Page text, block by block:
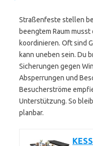
Straßenfeste stellen
beengtem Raum
koordinieren. Oft sind
kann uneben sein. Du
Sicherungen gegen
Absperrungen und
Besucherströme
Unterstützung. So
planbar.